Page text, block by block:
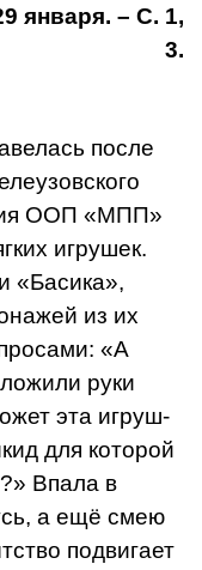
января. – С. 1,
3.
по­сле
ООП «МПП»
игрушек.
«Басика»,
из их
«А
руки
эта игруш­
для кото­рой
Впала в
а ещё смею
подвига­ет